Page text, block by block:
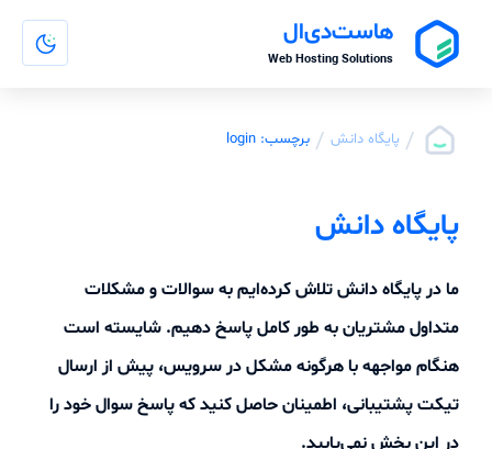
هاست‌دی‌ال
Web Hosting Solutions
/ پایگاه دانش / برچسب: login
پایگاه دانش
ما در پایگاه دانش تلاش کرده‌ایم به سوالات و مشکلات
متداول مشتریان به طور کامل پاسخ دهیم. شایسته است
هنگام مواجهه با هرگونه مشکل در سرویس، پیش از ارسال
تیکت پشتیبانی، اطمینان حاصل کنید که پاسخ سوال خود را
در این بخش نمی‌یابید.